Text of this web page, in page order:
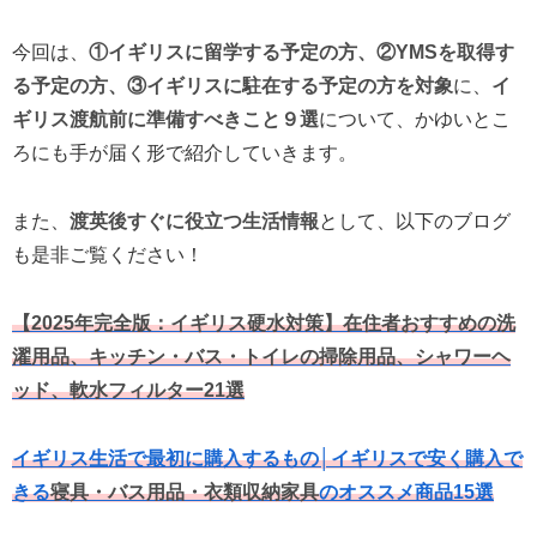
今回は、 ①イギリスに留学する予定の方、②YMSを取得す
る予定の方、③イギリスに駐在する予定の方を対象に、 イ
ギリス渡航前に準備すべきこと９選について、かゆいとこ
ろにも手が届く形で紹介していきます。
また、 渡英後すぐに役立つ生活情報として、以下のブログ
も是非ご覧ください！
【2025年完全版：イギリス硬水対策】在住者おすすめの洗
濯用品、キッチン・バス・トイレの掃除用品、シャワーヘ
ッド、軟水フィルター21選
イギリス生活で最初に購入するもの│イギリスで安く購入で
きる寝具・バス用品・衣類収納家具のオススメ商品15選